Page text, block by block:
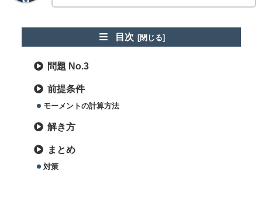
目次
問題 No.3
前提条件
モーメントの計算方法
解き方
まとめ
対策